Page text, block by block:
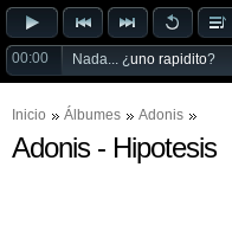
00:00 Nada... ¿uno rapidito?
Inicio Álbumes Adonis
Adonis - Hipotesis